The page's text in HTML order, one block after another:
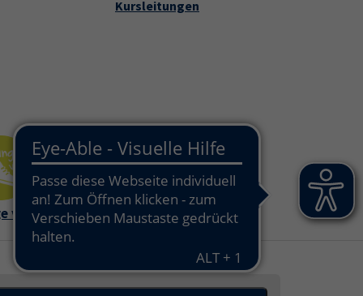
Kursleitungen
vhs Außenstell
en